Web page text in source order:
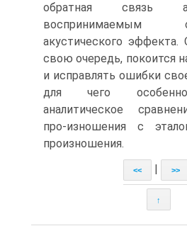
обратная связь
акустического эффекта.
свою очередь, покоится
и исправлять ошибки
для чего
аналитическое
про-изношения с
произношения.
<< >>
↑